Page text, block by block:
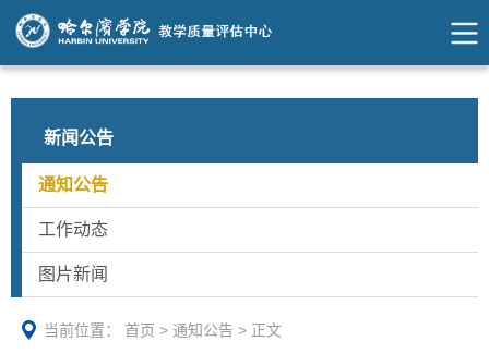
新闻公告
通知公告
工作动态
图片新闻
当前位置： 首页 > 通知公告 > 正文